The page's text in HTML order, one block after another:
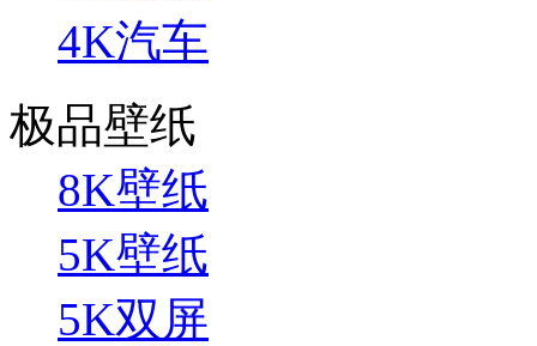
4K汽车
极品壁纸
8K壁纸
5K壁纸
5K双屏